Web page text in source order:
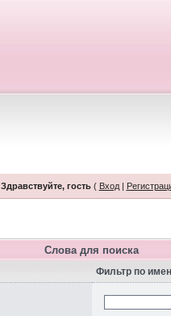
Здравствуйте, гость( Вход|
Слова для поиска
Фильтр по